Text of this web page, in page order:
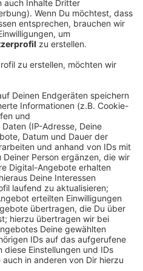
00:22
24: "Schröder wird